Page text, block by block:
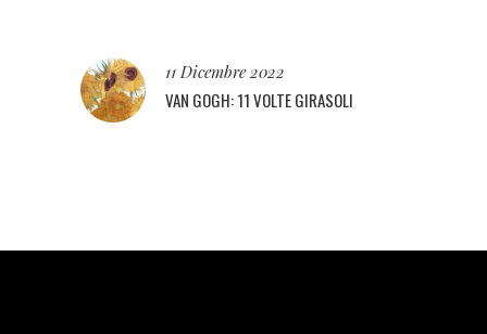
11 Dicembre 2022
VAN GOGH: 11 VOLTE GIRASOLI